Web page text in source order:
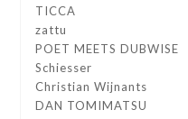
TICCA
zattu
POET MEETS DUBWISE
Schiesser
Christian Wijnants
DAN TOMIMATSU